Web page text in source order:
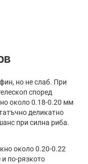
но не слаб. При
според
около 0.18-0.20 мм
деликатно
при силна риба.
около 0.20-0.22
по-рязкото